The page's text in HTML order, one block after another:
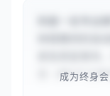
紧急家庭事务
日（共5个工
成为终身